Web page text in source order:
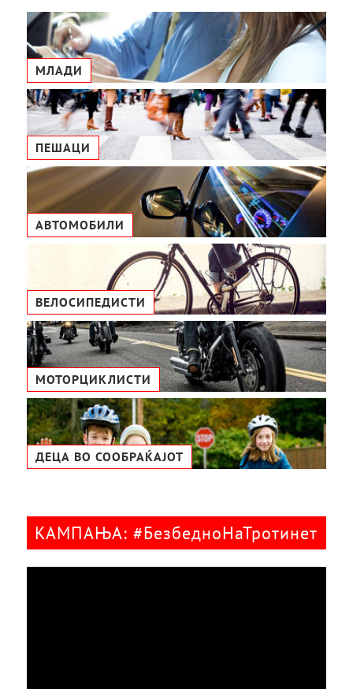
МЛАДИ
ПЕШАЦИ
АВТОМОБИЛИ
ВЕЛОСИПЕДИСТИ
МОТОРЦИКЛИСТИ
ДЕЦА ВО СООБРАЌАЈОТ
КАМПАЊА: #БезбедноНаТротинет